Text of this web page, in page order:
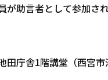
が助言者として参加され
田庁舎1階講堂（西宮市